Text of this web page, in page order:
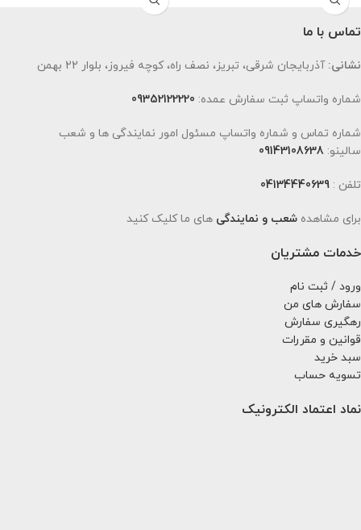
تماس با ما
نشانی: آذربایجان شرقی، تبریز، نصف راه، کوچه فیروز، بلوار 22 بهمن
شماره واتساپ ثبت سفارش عمده: 09352122220
شماره تماس و شماره واتساپ مسئول امور نمایندگی ها و شعب
سالینو: 09143108638
تلفن : 04134440639
برای مشاهده شعب و نمایندگی های ما کلیک کنید
خدمات مشتریان
ورود / ثبت نام
سفارش های من
رهگیری سفارش
قوانین و مقررات
سبد خرید
تسویه حساب
نماد اعتماد الکترونیک